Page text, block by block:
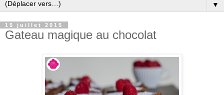
▼
15 juillet 2015
Gateau magique au chocolat